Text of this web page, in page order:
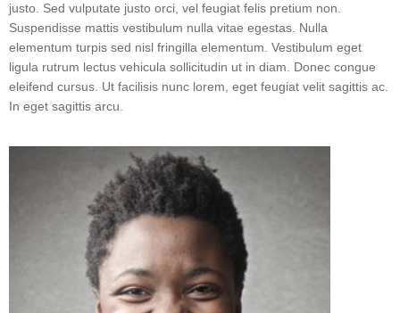
justo. Sed vulputate justo orci, vel feugiat felis pretium non.
Suspendisse mattis vestibulum nulla vitae egestas. Nulla
elementum turpis sed nisl fringilla elementum. Vestibulum eget
ligula rutrum lectus vehicula sollicitudin ut in diam. Donec congue
eleifend cursus. Ut facilisis nunc lorem, eget feugiat velit sagittis ac.
In eget sagittis arcu.